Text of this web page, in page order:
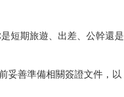
短期旅遊、出差、公幹還是
妥善準備相關簽證文件，以